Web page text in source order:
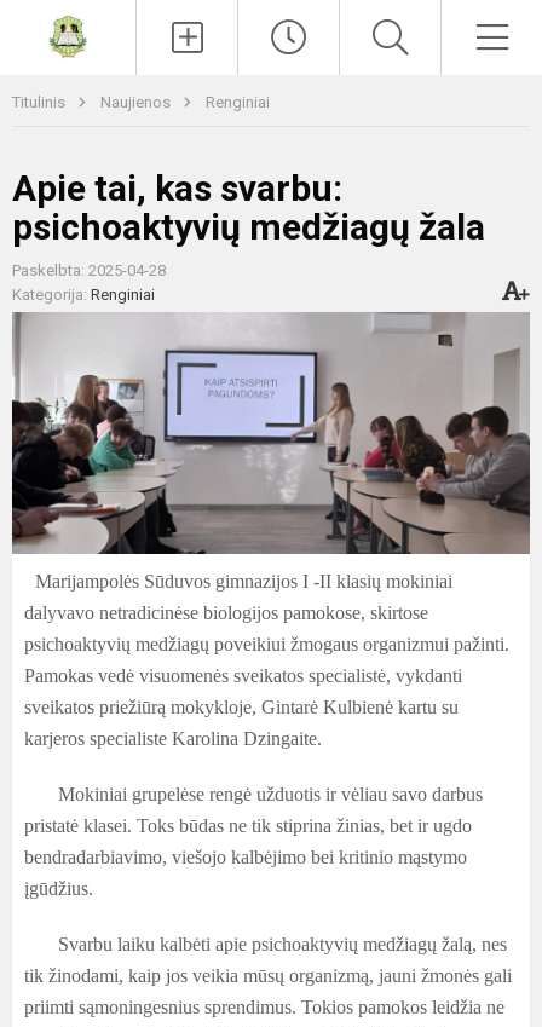
Titulinis Naujienos Renginiai
Apie tai, kas svarbu:
psichoaktyvių medžiagų žala
Paskelbta: 2025-04-28
Kategorija: Renginiai
Marijampolės Sūduvos gimnazijos I -II klasių mokiniai
dalyvavo netradicinėse biologijos pamokose, skirtose
psichoaktyvių medžiagų poveikiui žmogaus organizmui pažinti.
Pamokas vedė visuomenės sveikatos specialistė, vykdanti
sveikatos priežiūrą mokykloje, Gintarė Kulbienė kartu su
karjeros specialiste Karolina Dzingaite.
Mokiniai grupelėse rengė užduotis ir vėliau savo darbus
pristatė klasei. Toks būdas ne tik stiprina žinias, bet ir ugdo
bendradarbiavimo, viešojo kalbėjimo bei kritinio mąstymo
įgūdžius.
Svarbu laiku kalbėti apie psichoaktyvių medžiagų žalą, nes
tik žinodami, kaip jos veikia mūsų organizmą, jauni žmonės gali
priimti sąmoningesnius sprendimus. Tokios pamokos leidžia ne